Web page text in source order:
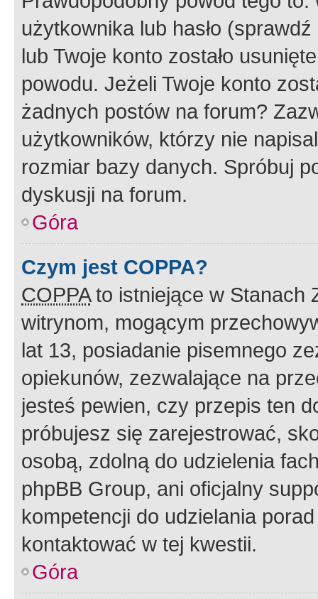
użytkownika lub hasło
lub Twoje konto zostało
powodu. Jeżeli Twoje konto
żadnych postów na forum?
użytkowników, którzy nie
rozmiar bazy danych. Spróbuj
dyskusji na forum.
Góra
Czym jest COPPA?
COPPAto istniejące w Stanach
witrynom, mogącym
lat 13, posiadanie pisemnego
opiekunów, zezwalające na
jesteś pewien, czy przepis ten
próbujesz się zarejestrować,
osobą, zdolną do udzielenia
phpBB Group, ani oficjalny
kompetencji do udzielania
kontaktować w tej kwestii.
Góra